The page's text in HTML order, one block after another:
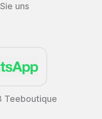
uns
Teeboutique